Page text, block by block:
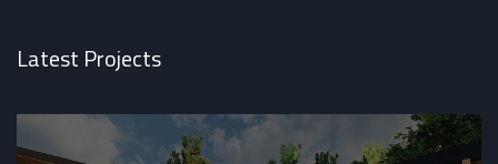
Latest Projects